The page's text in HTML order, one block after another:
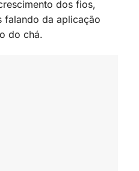
dos fios,
falando da aplicação
do chá.